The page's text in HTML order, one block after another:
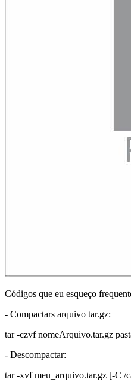
Códigos que eu esqueço
- Compactars arquivo tar.gz:
tar -czvf nomeArquivo.tar.gz
- Descompactar:
tar -xvf meu_arquivo.tar.gz [-C /